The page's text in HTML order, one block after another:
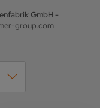
GmbH -
group.com